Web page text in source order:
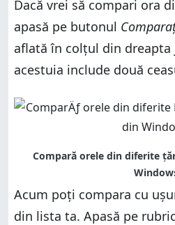
Dacă vrei să compari ora
apasă pe butonul
aflată în colțul din dreapta
acestuia include două
Acum poți compara cu
din lista ta. Apasă pe